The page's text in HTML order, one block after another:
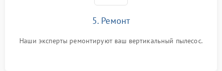
5. Ремонт
Наши эксперты ремонтируют ваш вертикальный пылесос.